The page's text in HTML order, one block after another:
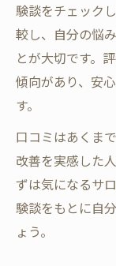
験談をチェック
較し、自分の悩
とが大切です。
傾向があり、安
す。
口コミはあくま
改善を実感した
ずは気になるサ
験談をもとに自
ょう。